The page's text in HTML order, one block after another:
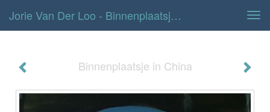
Jorie Van Der Loo - Binnenplaatsje In China
Binnenplaatsje in China